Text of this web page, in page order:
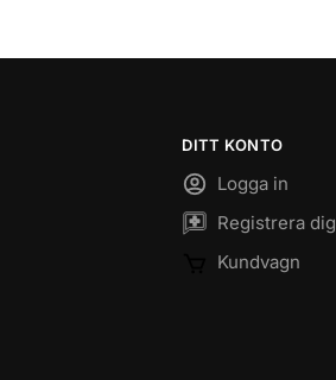
DITT KONTO
Logga in
Registrera dig
Kundvagn